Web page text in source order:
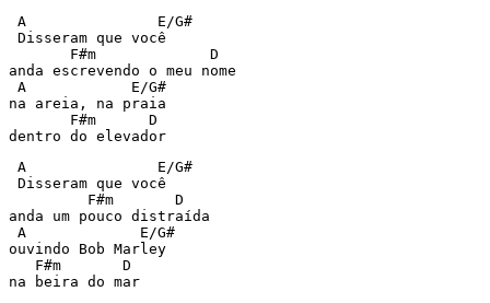
A               E/G#
Disseram que você
       F#m             D
anda escrevendo o meu nome
A            E/G#
na areia, na praia
       F#m      D
dentro do elevador
A               E/G#
Disseram que você
         F#m       D
anda um pouco distraída
A             E/G#
ouvindo Bob Marley
   F#m       D
na beira do mar